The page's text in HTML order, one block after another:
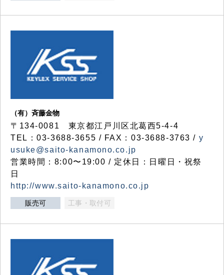
（有）斉藤金物
〒134-0081 東京都江戸川区北葛西5-4-4
TEL：03-3688-3655 / FAX：03-3688-3763 / y
usuke@saito-kanamono.co.jp
営業時間：8:00〜19:00 / 定休日：日曜日・祝祭
日
http://www.saito-kanamono.co.jp
販売可 工事・取付可